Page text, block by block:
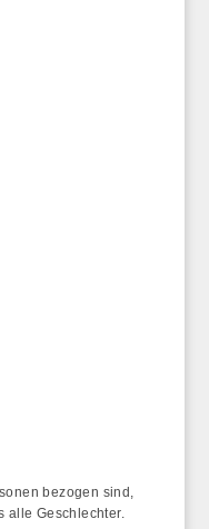
bezogen sind,
alle Geschlechter.